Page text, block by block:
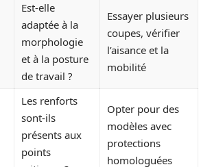
Est-elle
adaptée à la
morphologie
et à la posture
de travail ?
Essayer plusieurs
coupes, vérifier
l’aisance et la
mobilité
Les renforts
sont-ils
présents aux
points
Opter pour des
modèles avec
protections
homologuées